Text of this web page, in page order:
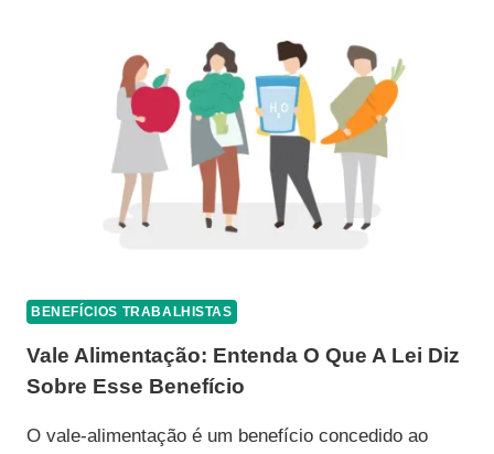
BENEFÍCIOS TRABALHISTAS
Vale Alimentação: Entenda O Que A Lei Diz
Sobre Esse Benefício
O vale-alimentação é um benefício concedido ao